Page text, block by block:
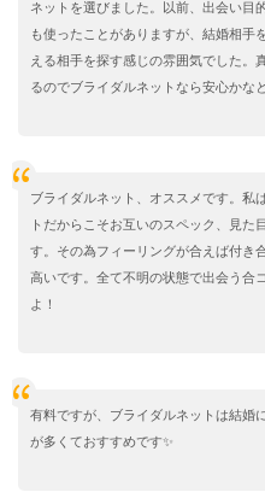
ネットを選びました。以前、出会い目
も使ったことがありますが、結婚相手
える相手を探す感じの雰囲気でした。
るのでブライダルネットなら安心かな
ブライダルネット、オススメです。私
トだからこそお互いのスペック、見た
す。その為フィーリングが合えば付き
高いです。全て不明の状態で出会う合
よ！
有料ですが、ブライダルネットは結婚
が多くておすすめです✨